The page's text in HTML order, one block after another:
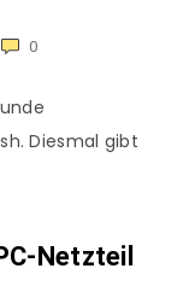
0
Diesmal gibt
Netzteil